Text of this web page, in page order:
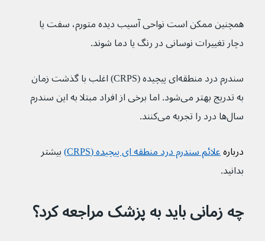
همچنین ممکن است نواحی آسیب دیده متورم، سفت یا
دچار تغییرات نوسانی در رنگ یا دما شوند.
سندرم درد منطقه‌ای پیچیده (CRPS) اغلب با گذشت زمان
به تدریج بهتر می‌شود. اما برخی از افراد مبتلا به این سندرم
سال‌ها درد را تجربه می‌کنند.
درباره علائم سندرم درد منطقه ای پیچیده (CRPS)
بیشتر
بدانید.
چه زمانی باید به پزشک مراجعه کرد؟